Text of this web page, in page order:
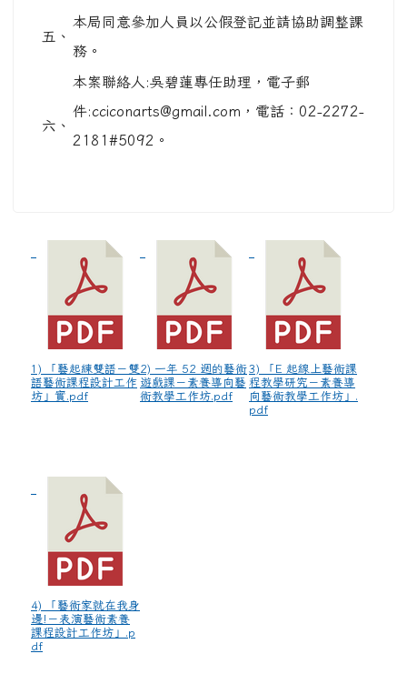
五、
本局同意參加人員以公假登記並請協助調整課
務。
六、
本案聯絡人:吳碧蓮專任助理，電子郵
件:cciconarts@gmail.com，電話：02-2272-
2181#5092。
1) 「藝起練雙語－雙
語藝術課程設計工作
坊」實.pdf
2) 一年 52 週的藝術
遊戲課－素養導向藝
術教學工作坊.pdf
3) 「E 起線上藝術課
程教學研究－素養導
向藝術教學工作坊」.
pdf
4) 「藝術家就在我身
邊!－表演藝術素養
課程設計工作坊」.p
df